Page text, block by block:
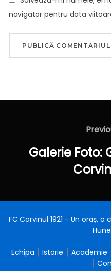
navigator pentru data
Navigare
Galerie Foto:
FC Corvinul 1921 - Un oraș,
Echipa Istorie Academie